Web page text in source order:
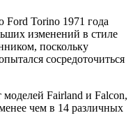
Torino 1971 года
изменений в стиле
поскольку
сосредоточиться
моделей Fairland и Falcon,
чем в 14 различных